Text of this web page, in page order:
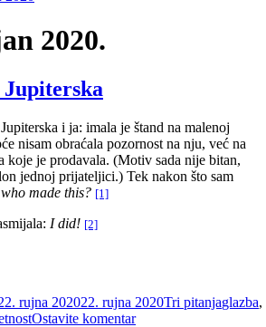
2020.
i ja: imala je štand na malenoj
nisam obraćala pozornost na nju, već na
koje je prodavala. (Motiv sada nije bitan,
jednoj prijateljici.) Tek nakon što sam
made this? [1]
I did! [2]
rujna 202022. rujna 2020Tri pitanjaglazba,
Ostavite komentarna